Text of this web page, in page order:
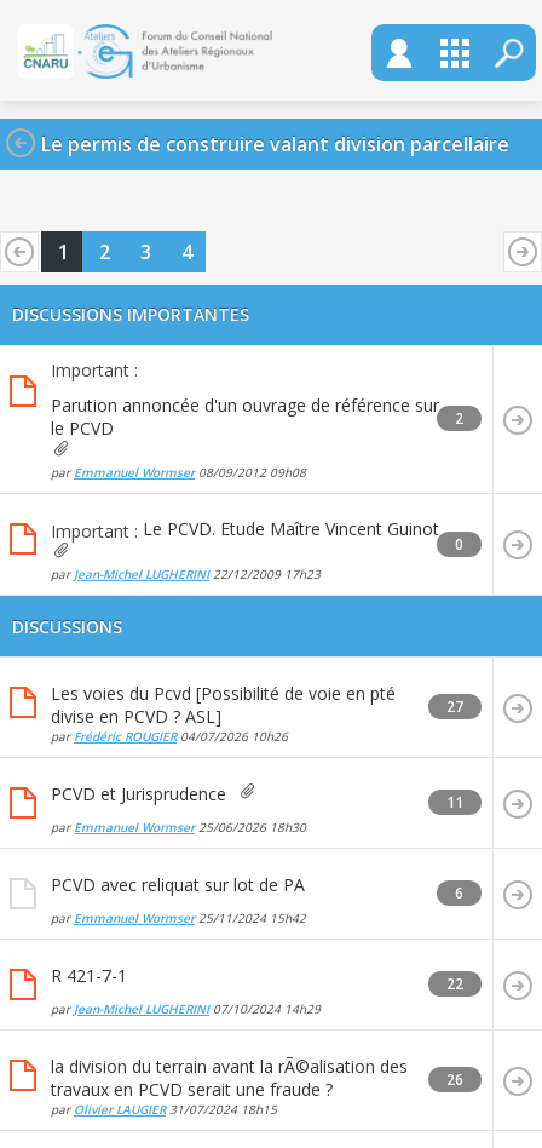
Le permis de construire valant division parcellaire
1 2 3 4
DISCUSSIONS IMPORTANTES
Important :
Parution annoncée d'un ouvrage de référence sur
le PCVD
par Emmanuel Wormser08/09/2012 09h08
2
Important : Le PCVD. Etude Maître Vincent Guinot
par Jean-Michel LUGHERINI22/12/2009 17h23
0
DISCUSSIONS
Les voies du Pcvd [Possibilité de voie en pté
divise en PCVD ? ASL]
par Frédéric ROUGIER04/07/2026 10h26
27
PCVD et Jurisprudence
par Emmanuel Wormser25/06/2026 18h30
11
PCVD avec reliquat sur lot de PA
par Emmanuel Wormser25/11/2024 15h42
6
R 421-7-1
par Jean-Michel LUGHERINI07/10/2024 14h29
22
la division du terrain avant la rÃ©alisation des
travaux en PCVD serait une fraude ?
par Olivier LAUGIER31/07/2024 18h15
26